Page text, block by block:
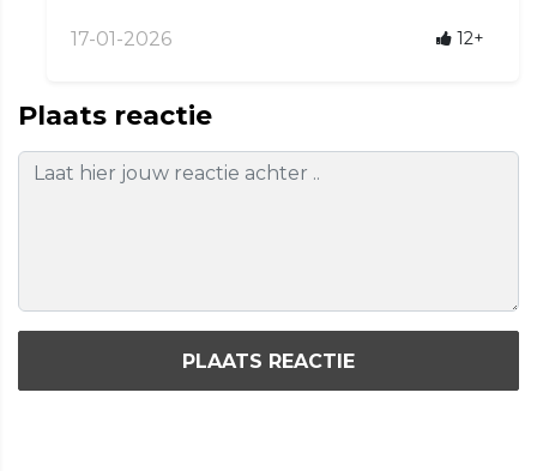
17-01-2026 12+
Plaats reactie
PLAATS REACTIE